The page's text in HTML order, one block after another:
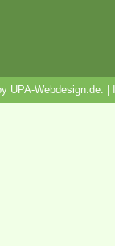
UPA-Webdesign.de.